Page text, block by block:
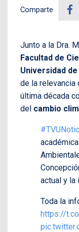
Comparte
Junto a la Dra.
Facultad de
Universidad
de la relevancia
última década
del cambio
actual y la
Toda la
https://